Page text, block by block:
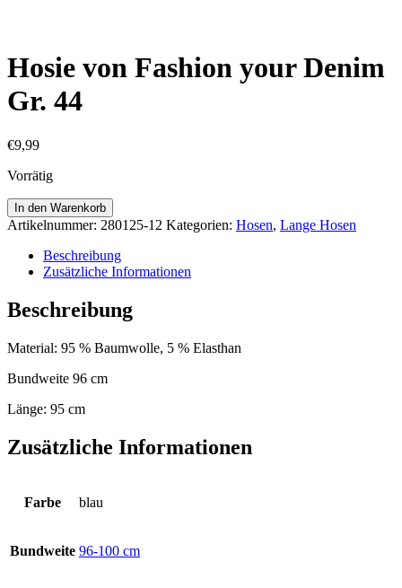
Hosie von Fashion your Denim
Gr. 44
€9,99
Vorrätig
Hosie
von
your
Denim
44
Menge
In den Warenkorb
Artikelnummer: 280125-12 Kategorien: Hosen, Lange Hosen
Beschreibung
Zusätzliche Informationen
Beschreibung
Material: 95 % Baumwolle, 5 % Elasthan
Bundweite 96 cm
Länge: 95 cm
Zusätzliche Informationen
Farbe blau
Bundweite 96-100 cm